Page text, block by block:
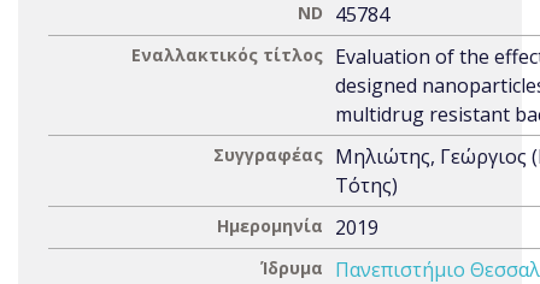
ND 45784
Εναλλακτικός τίτλος Evaluation of the
designed
multidrug resistant
Συγγραφέας Μηλιώτης, Γεώργιος
Τότης)
Ημερομηνία 2019
Ίδρυμα
Πανεπιστήμιο